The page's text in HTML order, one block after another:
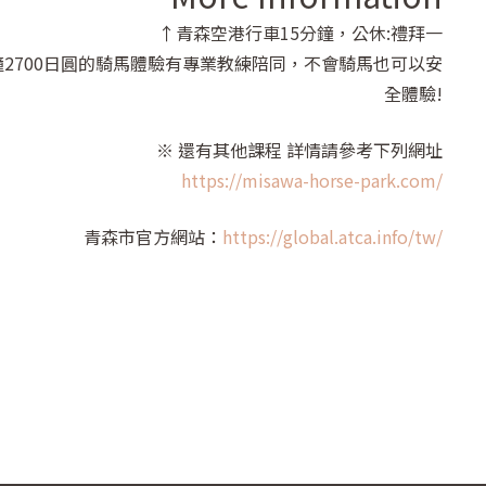
↑青森空港行車15分鐘，公休:禮拜一
日圓的騎馬體驗有專業教練陪同，不會騎馬也可以安
全體驗!
※ 還有其他課程 詳情請參考下列網址
https://misawa-horse-park.com/
青森市官方網站： https://global.atca.info/tw/